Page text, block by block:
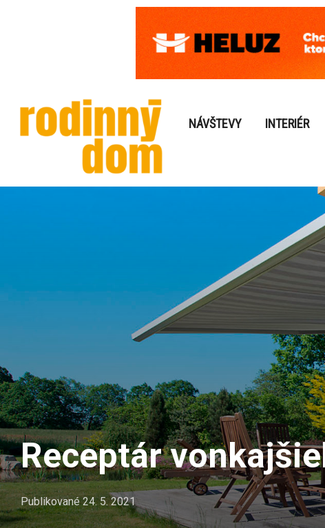
NÁVŠTEVY INTERIÉR
Receptár
Publikované24. 5. 2021